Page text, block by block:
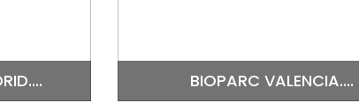
BIOPARC VALENCIA....